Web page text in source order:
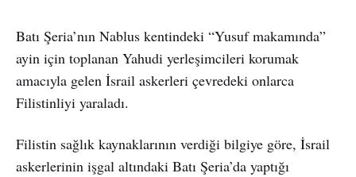
Batı Şeria’nın Nablus kentindeki “Yusuf makamında”
ayin için toplanan Yahudi yerleşimcileri korumak
amacıyla gelen İsrail askerleri çevredeki onlarca
Filistinliyi yaraladı.
Filistin sağlık kaynaklarının verdiği bilgiye göre, İsrail
askerlerinin işgal altındaki Batı Şeria’da yaptığı